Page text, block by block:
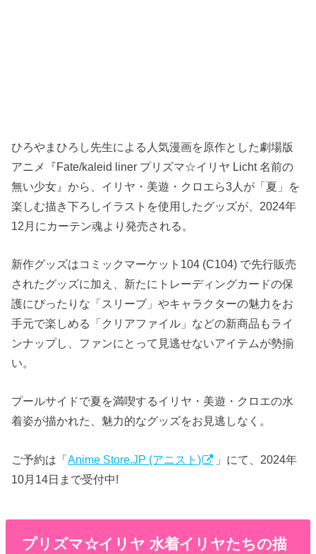
ひろやまひろし先生による人気漫画を原作とした劇場版
アニメ『Fate/kaleid liner プリズマ☆イリヤ Licht 名前の
無い少女』から、イリヤ・美遊・クロエら3人が「夏」を
楽しむ描き下ろしイラストを使用したグッズが、2024年
12月にカーテン魂より発売される。
新作グッズはコミックマーケット104 (C104) で先行販売
されたグッズに加え、新たにトレーディングカードの保
護にぴったりな「スリーブ」やキャラクターの魅力をお
手元で楽しめる「クリアファイル」などの新商品もライ
ンナップし、ファンにとって見逃せないアイテムが勢揃
い。
プールサイドで夏を満喫するイリヤ・美遊・クロエの水
着姿が描かれた、魅力的なグッズをお見逃しなく。
ご予約は「Anime Store.JP (アニスト)
」にて、2024年
10月14日まで受付中!
プリズマ☆イリヤ 水着イリヤたちの描